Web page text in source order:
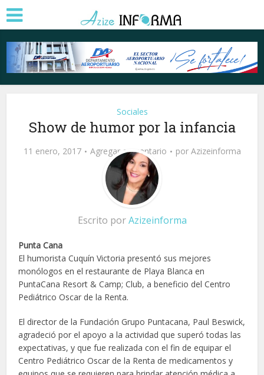
Sociales
Show de humor por la infancia
11 enero, 2017 Agregar comentario por Azizeinforma
Escrito porAzizeinforma
Punta Cana
El humorista Cuquín Victoria presentó sus mejores
monólogos en el restaurante de Playa Blanca en
PuntaCana Resort & Camp; Club, a beneficio del Centro
Pediátrico Oscar de la Renta.
El director de la Fundación Grupo Puntacana, Paul Beswick,
agradeció por el apoyo a la actividad que superó todas las
expectativas, y que fue realizada con el fin de equipar el
Centro Pediátrico Oscar de la Renta de medicamentos y